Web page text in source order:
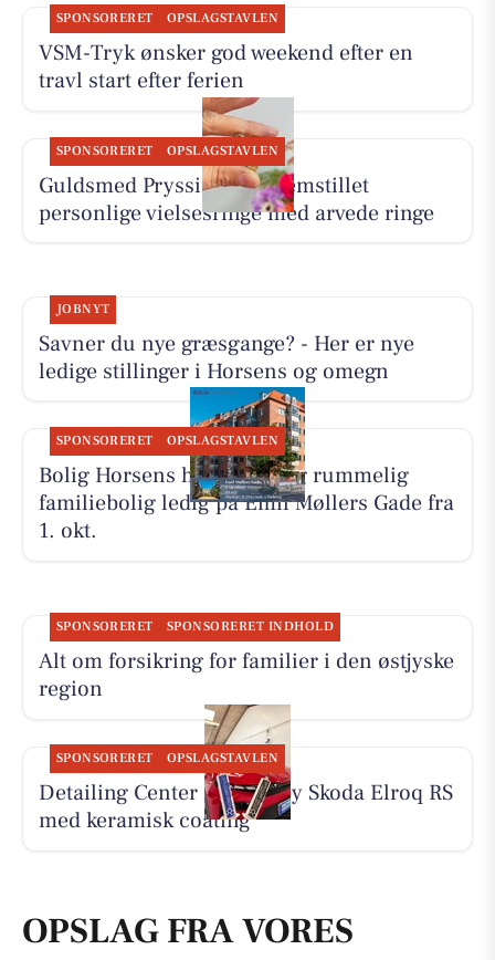
SPONSORERET OPSLAGSTAVLEN
VSM-Tryk ønsker god weekend efter en
travl start efter ferien
SPONSORERET OPSLAGSTAVLEN
Guldsmed Pryssing har fremstillet
personlige vielsesringe med arvede ringe
JOBNYT
Savner du nye græsgange? - Her er nye
ledige stillinger i Horsens og omegn
SPONSORERET OPSLAGSTAVLEN
Bolig Horsens har en lys og rummelig
familiebolig ledig på Emil Møllers Gade fra
1. okt.
SPONSORERET SPONSORERET INDHOLD
Alt om forsikring for familier i den østjyske
region
SPONSORERET OPSLAGSTAVLEN
Detailing Center klargør ny Skoda Elroq RS
med keramisk coating
OPSLAG FRA VORES